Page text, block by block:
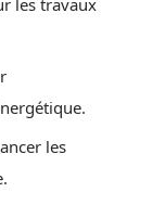
les travaux
les